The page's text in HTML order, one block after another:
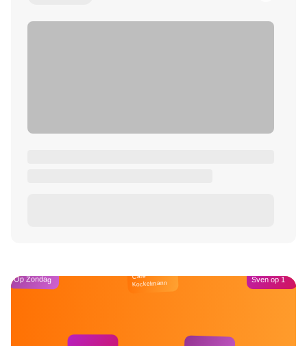
Op Zondag Café
Kockelmann Sven op 1